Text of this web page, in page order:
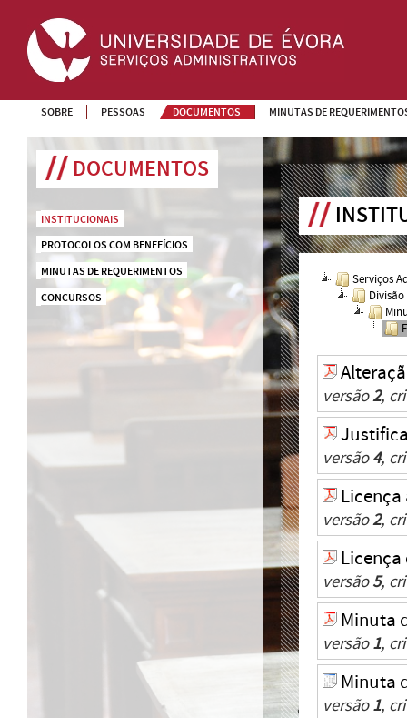
SOBRE PESSOAS DOCUMENTOS MINUTAS DE
DOCUMENTOS
INSTITUCIONAIS
PROTOCOLOS COM BENEFÍCIOS
MINUTAS DE REQUERIMENTOS
CONCURSOS
Serviços
versão2,
versão4,
versão2,
Licença
versão5,
Minuta
versão1,
Minuta
versão1,